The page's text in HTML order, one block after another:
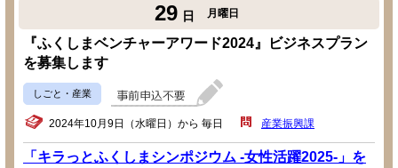
29 日 月曜日
『ふくしまベンチャーアワード2024』ビジネスプラン
を募集します
しごと・産業
2024年10月9日（水曜日）から 毎日 産業振興課
「キラっとふくしまシンポジウム -女性活躍2025-」を